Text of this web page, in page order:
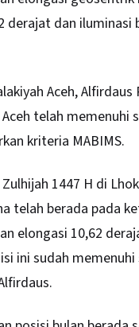
derajat dan iluminasi
Aceh,
telah memenuhi
kriteria MABIMS.
1447 H di
telah berada pada
elongasi 10,62
ini sudah